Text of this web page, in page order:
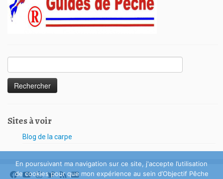
Sites à voir
Blog de la carpe
En poursuivant ma navigation sur ce site, j'accepte l’utilisation
de cookies pour que mon expérience au sein d’Objectif Pêche